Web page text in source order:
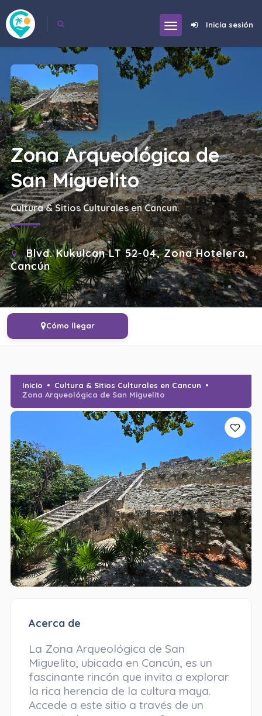
Inicia sesión
Zona Arqueológica de
San Miguelito
Cultura & Sitios Culturales en Cancun
Blvd. Kukulcan LT 52-04, Zona Hotelera,
Cancún
Cómo llegar
Inicio
Cultura & Sitios Culturales en Cancun
Zona Arqueológica de San Miguelito
Acerca de
La Zona Arqueológica de San
Miguelito, ubicada en Cancún, es un
fascinante rincón que invita a explorar
la rica herencia de la cultura maya.
Accede a este sitio a través de un